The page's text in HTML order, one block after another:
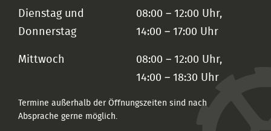
Dienstag und
Donnerstag
08:00 – 12:00 Uhr,
14:00 – 17:00 Uhr
Mittwoch
08:00 – 12:00 Uhr,
14:00 – 18:30 Uhr
Termine außerhalb der Öffnungszeiten sind nach
Absprache gerne möglich.